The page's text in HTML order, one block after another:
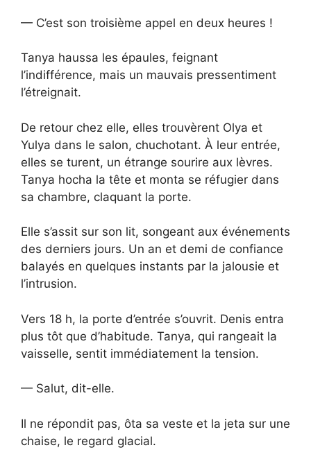
— C’est son troisième appel en deux heures !
Tanya haussa les épaules, feignant
l’indifférence, mais un mauvais pressentiment
l’étreignait.
De retour chez elle, elles trouvèrent Olya et
Yulya dans le salon, chuchotant. À leur entrée,
elles se turent, un étrange sourire aux lèvres.
Tanya hocha la tête et monta se réfugier dans
sa chambre, claquant la porte.
Elle s’assit sur son lit, songeant aux événements
des derniers jours. Un an et demi de confiance
balayés en quelques instants par la jalousie et
l’intrusion.
Vers 18 h, la porte d’entrée s’ouvrit. Denis entra
plus tôt que d’habitude. Tanya, qui rangeait la
vaisselle, sentit immédiatement la tension.
— Salut, dit-elle.
Il ne répondit pas, ôta sa veste et la jeta sur une
chaise, le regard glacial.